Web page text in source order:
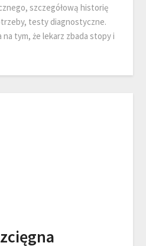
szczegółową historię
testy diagnostyczne.
tym, że lekarz zbada stopy i